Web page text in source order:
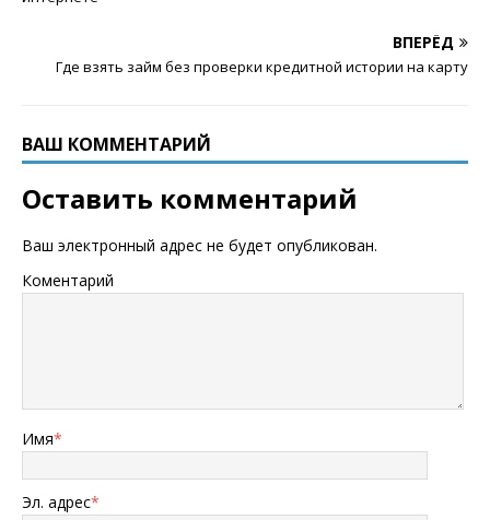
ВПЕРЁД
Где взять займ без проверки кредитной истории на карту
ВАШ КОММЕНТАРИЙ
Оставить комментарий
Ваш электронный адрес не будет опубликован.
Коментарий
Имя*
Эл. адрес*